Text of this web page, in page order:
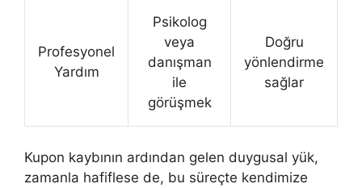
Profesyonel
Yardım
Psikolog
veya
danışman
ile
görüşmek
Doğru
yönlendirme
sağlar
Kupon kaybının ardından gelen duygusal yük,
zamanla hafiflese de, bu süreçte kendimize